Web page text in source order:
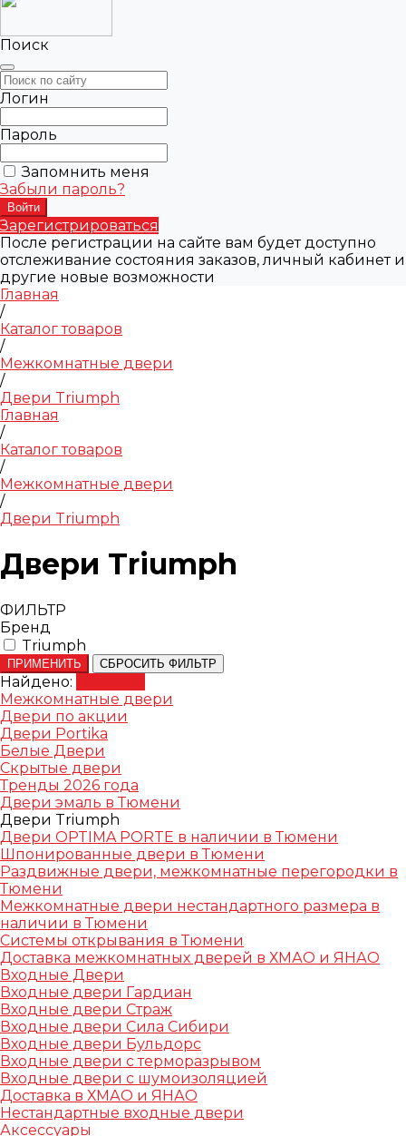
Поиск
Логин
Пароль
Запомнить меня
Забыли пароль?
Зарегистрироваться
После регистрации на сайте вам будет доступно
отслеживание состояния заказов, личный кабинет и
другие новые возможности
Главная
/
Каталог товаров
/
Межкомнатные двери
/
Двери Triumph
Главная
/
Каталог товаров
/
Межкомнатные двери
/
Двери Triumph
Двери Triumph
ФИЛЬТР
Бренд
Triumph
ПРИМЕНИТЬ СБРОСИТЬ ФИЛЬТР
Найдено:
Межкомнатные двери
Двери по акции
Двери Portika
Белые Двери
Скрытые двери
Тренды 2026 года
Двери эмаль в Тюмени
Двери Triumph
Двери OPTIMA PORTE в наличии в Тюмени
Шпонированные двери в Тюмени
Раздвижные двери, межкомнатные перегородки в
Тюмени
Межкомнатные двери нестандартного размера в
наличии в Тюмени
Системы открывания в Тюмени
Доставка межкомнатных дверей в ХМАО и ЯНАО
Входные Двери
Входные двери Гардиан
Входные двери Страж
Входные двери Сила Сибири
Входные двери Бульдорс
Входные двери с терморазрывом
Входные двери с шумоизоляцией
Доставка в ХМАО и ЯНАО
Нестандартные входные двери
Аксессуары